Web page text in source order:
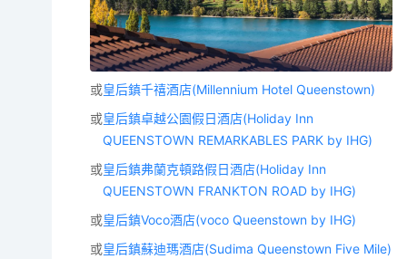
或皇后鎮千禧酒店(Millennium Hotel Queenstown)
或皇后鎮卓越公園假日酒店(Holiday Inn
QUEENSTOWN REMARKABLES PARK by IHG)
或皇后鎮弗蘭克頓路假日酒店(Holiday Inn
QUEENSTOWN FRANKTON ROAD by IHG)
或皇后鎮Voco酒店(voco Queenstown by IHG)
或皇后鎮蘇迪瑪酒店(Sudima Queenstown Five Mile)